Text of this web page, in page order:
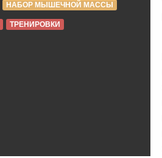
НАБОР МЫШЕЧНОЙ МАССЫ
ТРЕНИРОВКИ